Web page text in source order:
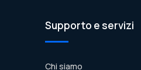
Supporto e servizi
Chi siamo